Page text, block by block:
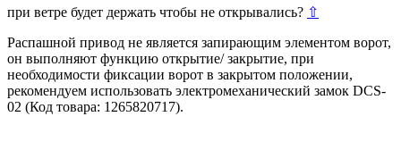
при ветре будет держать чтобы не открывались? ⇧
Распашной привод не является запирающим элементом ворот,
он выполняют функцию открытие/ закрытие, при
необходимости фиксации ворот в закрытом положении,
рекомендуем использовать электромеханический замок DCS-
02 (Код товара: 1265820717).